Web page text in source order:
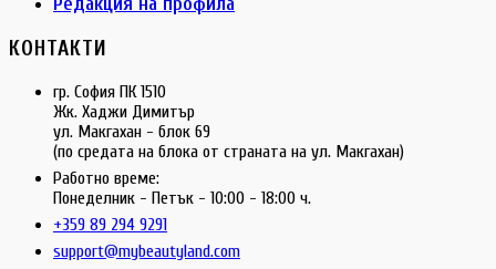
КОНТАКТИ
гр. София ПК 1510
Жк. Хаджи Димитър
ул. Макгахан - блок 69
(по средата на блока от страната на ул. Макгахан)
Работно време:
Понеделник - Петък - 10:00 - 18:00 ч.
+359 89 294 9291
support@mybeautyland.com